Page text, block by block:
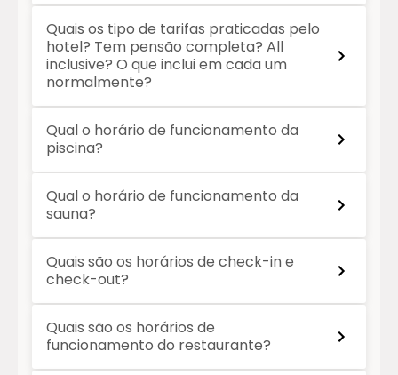
Quais os tipo de tarifas praticadas pelo
hotel? Tem pensão completa? All
inclusive? O que inclui em cada um
normalmente?
Qual o horário de funcionamento da
piscina?
Qual o horário de funcionamento da
sauna?
Quais são os horários de check-in e
check-out?
Quais são os horários de
funcionamento do restaurante?